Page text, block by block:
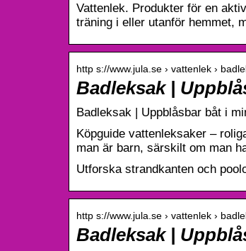
Vattenlek. Produkter för en
träning i eller utanför hemmet,
http s://www.jula.se › vattenlek ›
Badleksak |
Badleksak | Uppblåsbar båt i
Köpguide vattenleksaker –
man är barn, särskilt om man
Utforska strandkanten och
http s://www.jula.se › vattenlek ›
Badleksak |